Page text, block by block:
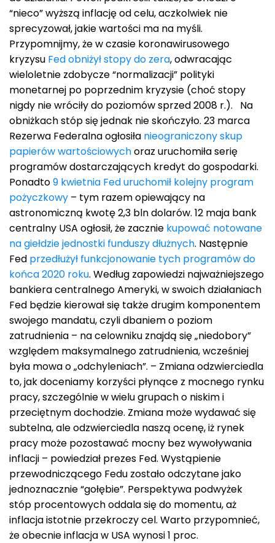
“nieco” wyższą inflację od celu, aczkolwiek nie
sprecyzował, jakie wartości ma na myśli.
Przypomnijmy, że w czasie koronawirusowego
kryzysu Fed obniżył stopy do zera, odwracając
wieloletnie zdobycze “normalizacji” polityki
monetarnej po poprzednim kryzysie (choć stopy
nigdy nie wróciły do poziomów sprzed 2008 r.). Na
obniżkach stóp się jednak nie skończyło. 23 marca
Rezerwa Federalna ogłosiła nieograniczony skup
papierów wartościowychoraz uruchomiła serię
programów dostarczających kredyt do gospodarki.
Ponadto9 kwietnia Fed uruchomił kolejny program
pożyczkowy – tym razem opiewający na
astronomiczną kwotę 2,3 bln dolarów. 12 maja bank
centralny USA ogłosił, że zacznie kupować notowane
na giełdzie jednostki funduszy dłużnych. Następnie
Fed przedłużył funkcjonowanie tych programów do
końca 2020 roku. Według zapowiedzi najważniejszego
bankiera centralnego Ameryki, w swoich działaniach
Fed będzie kierował się także drugim komponentem
swojego mandatu, czyli dbaniem o poziom
zatrudnienia – na celowniku znajdą się „niedobory”
względem maksymalnego zatrudnienia, wcześniej
była mowa o „odchyleniach”. – Zmiana odzwierciedla
to, jak doceniamy korzyści płynące z mocnego rynku
pracy, szczególnie w wielu grupach o niskim i
przeciętnym dochodzie. Zmiana może wydawać się
subtelna, ale odzwierciedla naszą ocenę, iż rynek
pracy może pozostawać mocny bez wywoływania
inflacji – powiedział prezes Fed. Wystąpienie
przewodniczącego Fedu zostało odczytane jako
jednoznacznie “gołębie”. Perspektywa podwyżek
stóp procentowych oddala się do momentu, aż
inflacja istotnie przekroczy cel. Warto przypomnieć,
że obecnie inflacja w USA wynosi 1 proc.